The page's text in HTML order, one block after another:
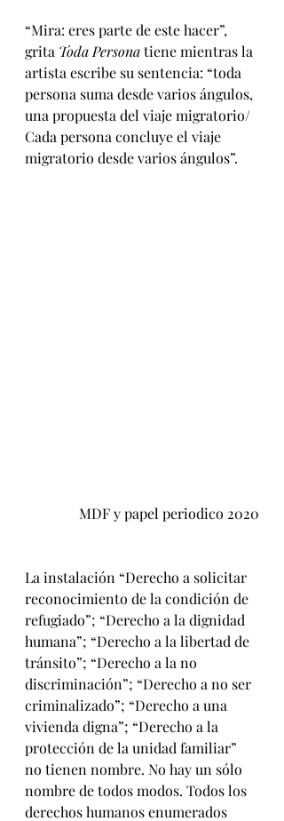
“Mira: eres parte de este hacer”,
grita Toda Persona tiene mientras la
artista escribe su sentencia: “toda
persona suma desde varios ángulos,
una propuesta del viaje migratorio/
Cada persona concluye el viaje
migratorio desde varios ángulos”.
MDF y papel periodico 2020
La instalación “Derecho a solicitar
reconocimiento de la condición de
refugiado”; “Derecho a la dignidad
humana”; “Derecho a la libertad de
tránsito”; “Derecho a la no
discriminación”; “Derecho a no ser
criminalizado”; “Derecho a una
vivienda digna”; “Derecho a la
protección de la unidad familiar”
no tienen nombre. No hay un sólo
nombre de todos modos. Todos los
derechos humanos enumerados